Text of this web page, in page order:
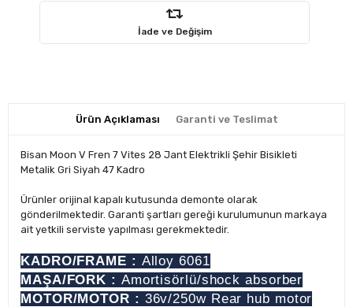
İade ve Değişim
Ürün Açıklaması Garanti ve Teslimat
Bisan Moon V Fren 7 Vites 28 Jant Elektrikli Şehir Bisikleti
Metalik Gri Siyah 47 Kadro
Ürünler orijinal kapalı kutusunda demonte olarak
gönderilmektedir. Garanti şartları gereği kurulumunun markaya
ait yetkili serviste yapılması gerekmektedir.
KADRO/FRAME : Alloy 6061
MAŞA/FORK : Amortisörlü/shock absorber
MOTOR/MOTOR : 36v/250w Rear hub motor